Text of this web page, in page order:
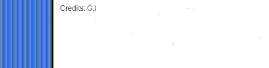
Credits: G.I